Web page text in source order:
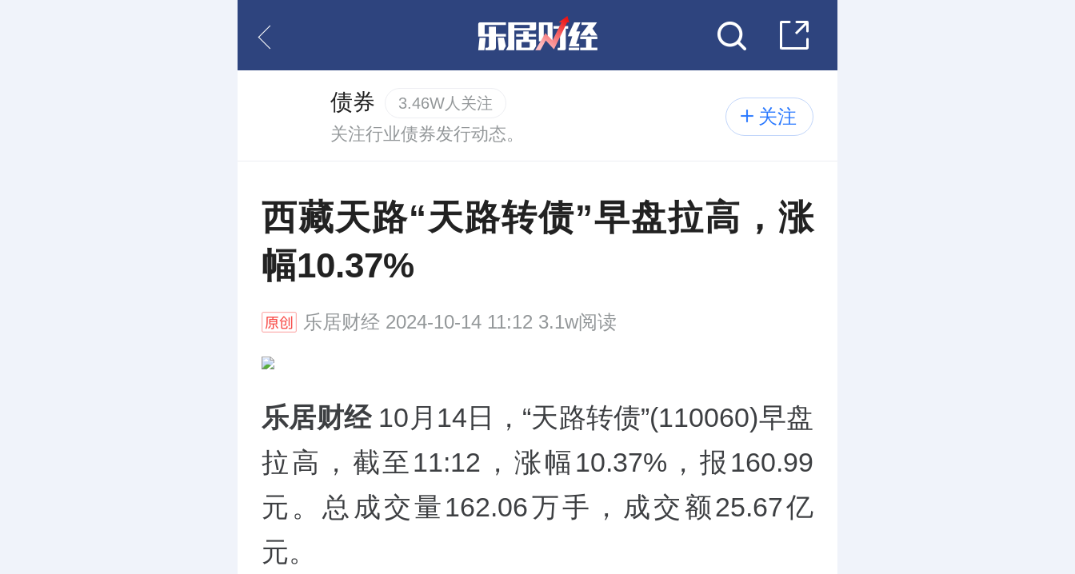
关注
债券 3.46W人关注
关注行业债券发行动态。
西藏天路“天路转债”早盘拉高，涨
幅10.37%
乐居财经 2024-10-14 11:12 3.1w阅读
乐居财经10月14日，“天路转债”(110060)早盘
拉高，截至11:12，涨幅10.37%，报160.99
元。总成交量162.06万手，成交额25.67亿
元。